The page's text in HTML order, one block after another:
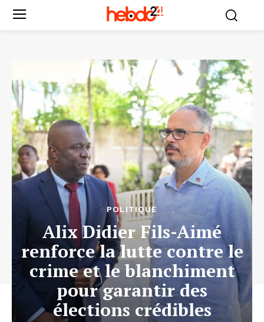
POLITIQUE
Alix Didier Fils-Aimé
renforce la lutte contre le
crime et le blanchiment
pour garantir des
élections crédibles